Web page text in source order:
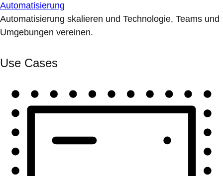
Automatisierung
Automatisierung skalieren und Technologie, Teams und
Umgebungen vereinen.
Use Cases